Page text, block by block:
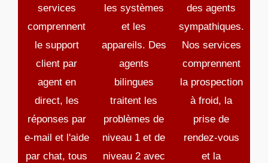
services
comprennent
le support
client par
agent en
direct, les
réponses par
e-mail et l'aide
par chat, tous
les systèmes
et les
appareils. Des
agents
bilingues
traitent les
problèmes de
niveau 1 et de
niveau 2 avec
des agents
sympathiques.
Nos services
comprennent
la prospection
à froid, la
prise de
rendez-vous
et la